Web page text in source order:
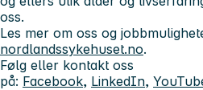
oss.
Les mer om oss og
nordlandssykehuset.no.
Følg eller kontakt oss
på: Facebook, LinkedIn,